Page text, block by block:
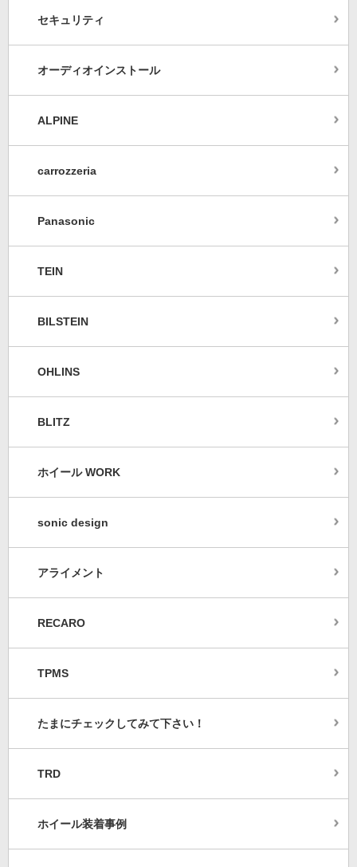
セキュリティ
オーディオインストール
ALPINE
carrozzeria
Panasonic
TEIN
BILSTEIN
OHLINS
BLITZ
ホイール WORK
sonic design
アライメント
RECARO
TPMS
たまにチェックしてみて下さい！
TRD
ホイール装着事例